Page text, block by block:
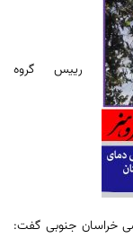
رییس گروه
خراسان جنوبی گفت: